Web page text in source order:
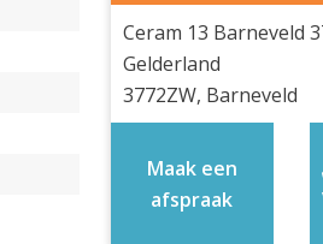
Ceram 13 Barneveld
Gelderland
3772ZW, Barneveld
Maak een
afspraak